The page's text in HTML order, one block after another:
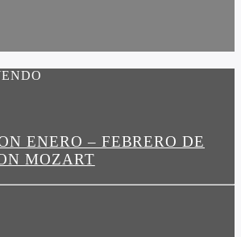
ENERO – FEBRERO DE
MOZART